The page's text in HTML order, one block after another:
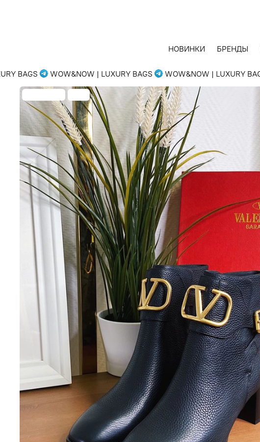
НОВИНКИ БРЕНДЫ
BAGS WOW&NOW | LUXURY BAGS WOW&NOW | LUXURY BAGS